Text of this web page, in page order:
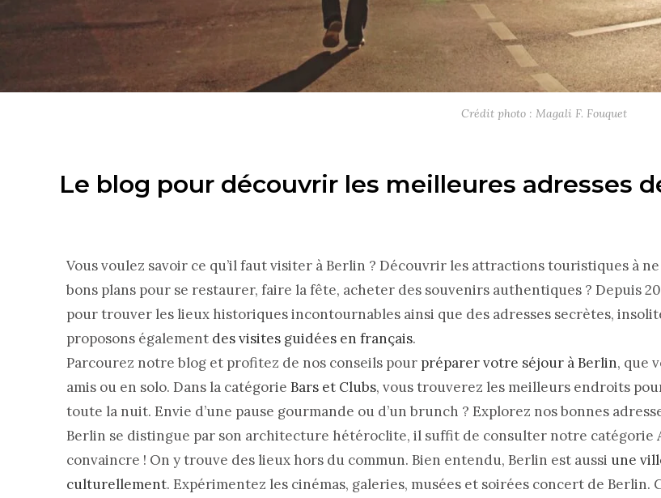
Crédit photo : Magali F. Fouquet
Le blog pour découvrir les meilleures adresses
Vous voulez savoir ce qu’il faut visiter à Berlin ? Découvrir les attractions touristiques à ne
bons plans pour se restaurer, faire la fête, acheter des souvenirs authentiques ? Depuis
pour trouver les lieux historiques incontournables ainsi que des adresses secrètes,
proposons également des visites guidées en français.
Parcourez notre blog et profitez de nos conseils pour préparer votre séjour à Berlin, que
amis ou en solo. Dans la catégorie Bars et Clubs, vous trouverez les meilleurs endroits
toute la nuit. Envie d’une pause gourmande ou d’un brunch ? Explorez nos bonnes
Berlin se distingue par son architecture hétéroclite, il suffit de consulter notre catégorie
convaincre ! On y trouve des lieux hors du commun. Bien entendu, Berlin est aussi une
culturellement. Expérimentez les cinémas, galeries, musées et soirées concert de Berlin.